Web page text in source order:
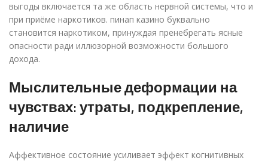
выгоды включается та же область нервной системы, что и
при приёме наркотиков. пинап казино буквально
становится наркотиком, принуждая пренебрегать ясные
опасности ради иллюзорной возможности большого
дохода.
Мыслительные деформации на
чувствах: утраты, подкрепление,
наличие
Аффективное состояние усиливает эффект когнитивных